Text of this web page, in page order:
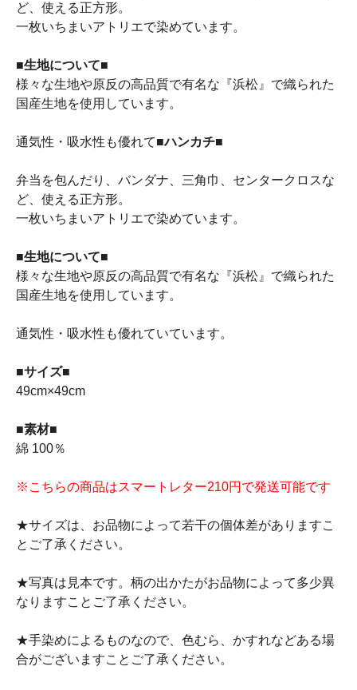
ど、使える正方形。
一枚いちまいアトリエで染めています。
■生地について■
様々な生地や原反の高品質で有名な『浜松』で織られた
国産生地を使用しています。
通気性・吸水性も優れて■ハンカチ■
弁当を包んだり、バンダナ、三角巾、センタークロスな
ど、使える正方形。
一枚いちまいアトリエで染めています。
■生地について■
様々な生地や原反の高品質で有名な『浜松』で織られた
国産生地を使用しています。
通気性・吸水性も優れていています。
■サイズ■
49cm×49cm
■素材■
綿 100％
※こちらの商品はスマートレター210円で発送可能です
★サイズは、お品物によって若干の個体差がありますこ
とご了承ください。
★写真は見本です。柄の出かたがお品物によって多少異
なりますことご了承ください。
★手染めによるものなので、色むら、かすれなどある場
合がございますことご了承ください。